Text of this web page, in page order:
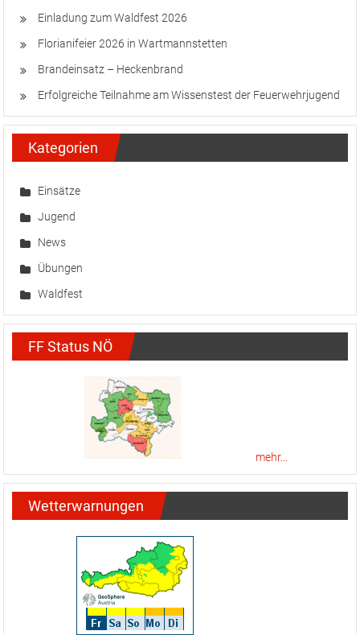
Einladung zum Waldfest 2026
Florianifeier 2026 in Wartmannstetten
Brandeinsatz – Heckenbrand
Erfolgreiche Teilnahme am Wissenstest der Feuerwehrjugend
Kategorien
Einsätze
Jugend
News
Übungen
Waldfest
FF Status NÖ
mehr...
Wetterwarnungen